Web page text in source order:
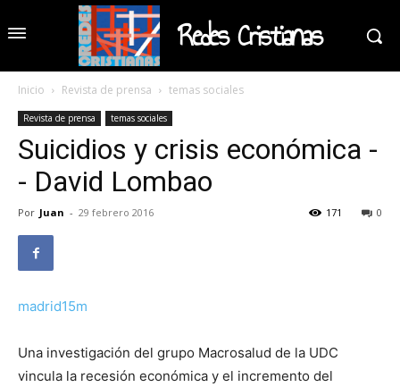
Redes Cristianas
Inicio Revista de prensa temas sociales
Revista de prensa temas sociales
Suicidios y crisis económica -
- David Lombao
Por Juan - 29 febrero 2016 0
171
madrid15m
Una investigación del grupo Macrosalud de la UDC
vincula la recesión económica y el incremento del